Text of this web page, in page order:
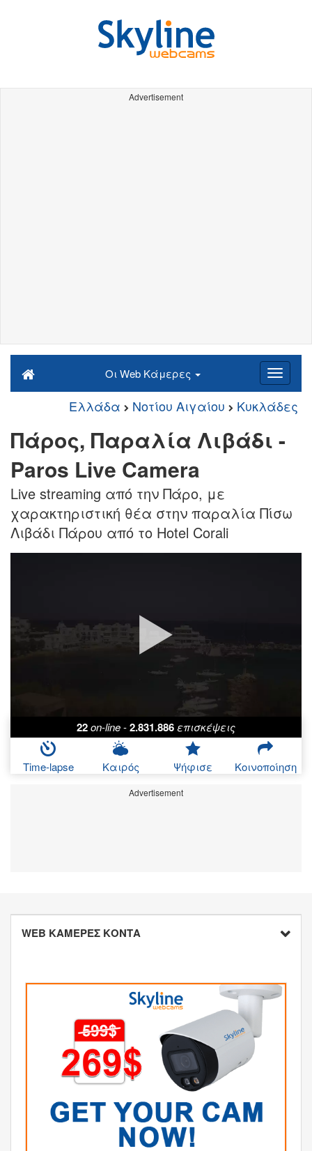
Advertisement
Οι Web Κάμερες
Ελλάδα Νοτίου Αιγαίου Κυκλάδες
Πάρος, Παραλία Λιβάδι -
Paros Live Camera
Live streaming από την Πάρο, με
χαρακτηριστική θέα στην παραλία Πίσω
Λιβάδι Πάρου από το Hotel Corali
22on-line-2.831.886επισκέψεις
Time-lapse Καιρός Ψήφισε Κοινοποίηση
Advertisement
WEB ΚΑΜΕΡΕΣ ΚΟΝΤΑ